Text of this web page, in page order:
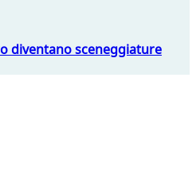
diventano sceneggiature